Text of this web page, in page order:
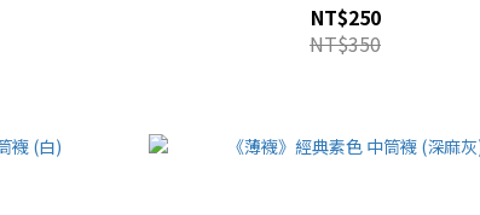
NT$250
NT$350